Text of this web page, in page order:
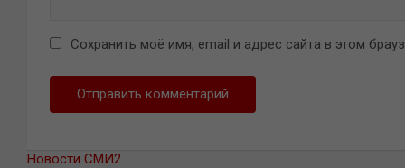
Сохранить моё имя, email и адрес сайта в этом
Новости СМИ2